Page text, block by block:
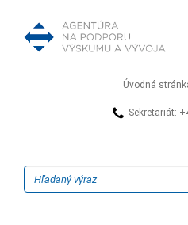
Úvodná
Sekretariát: